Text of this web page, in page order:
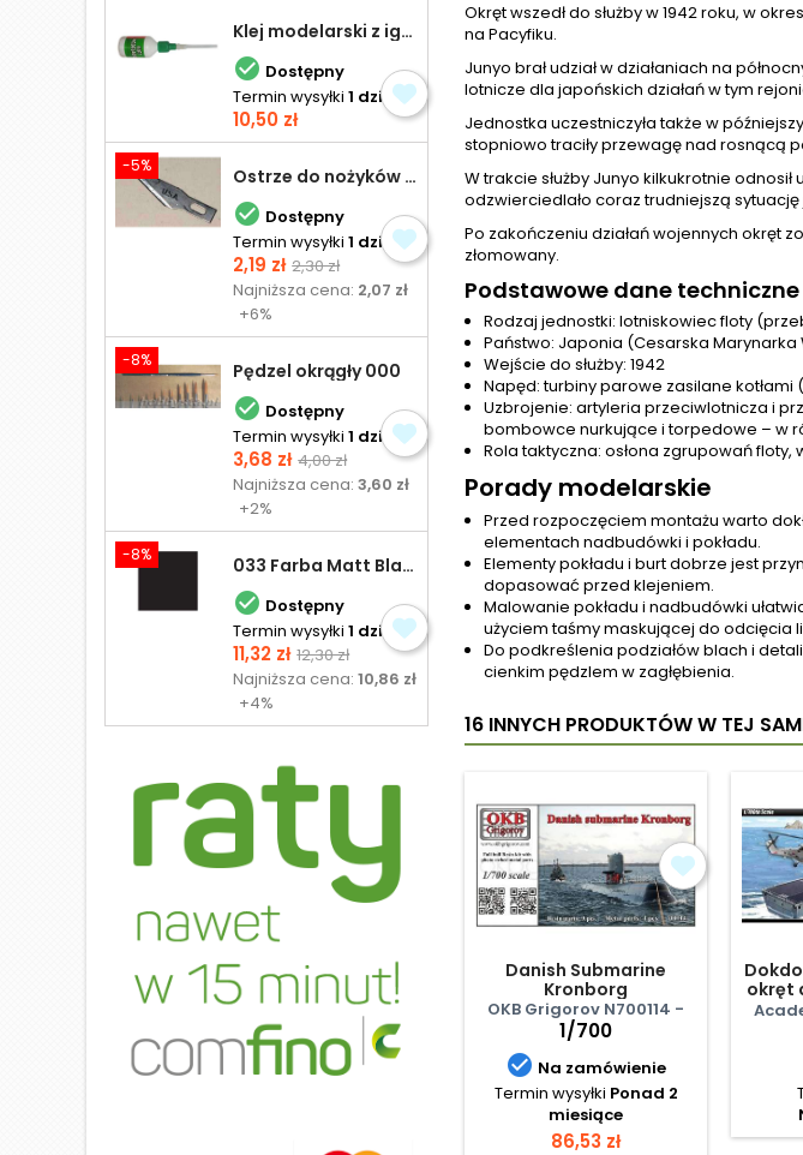
Klej modelarski z igłą 30 ml
 Dostępny
Termin wysyłki 1 dzień
Cena
10,50 zł
-5% Ostrze do nożyków Excel
 Dostępny
Termin wysyłki 1 dzień
Cena
2,19 zł Cena
podstawowa
2,30 zł
Najniższa cena: 2,07 zł
+6%
-8% Pędzel okrągły 000
 Dostępny
Termin wysyłki 1 dzień
Cena
3,68 zł Cena
podstawowa
4,00 zł
Najniższa cena:3,60 zł
+2%
-8% 033 Farba Matt Black - olejna
 Dostępny
Termin wysyłki 1 dzień
Cena
11,32 zł Cena
podstawowa
12,30 zł
Najniższa cena:10,86 zł
+4%
Okręt wszedł do służby w 1942 roku, w
na Pacyfiku.
Junyo brał udział w działaniach na
lotnicze dla japońskich działań w tym
Jednostka uczestniczyła także w
stopniowo traciły przewagę nad rosnącą
W trakcie służby Junyo kilkukrotnie
odzwierciedlało coraz trudniejszą
Po zakończeniu działań wojennych okręt
złomowany.
Podstawowe dane
Rodzaj jednostki: lotniskowiec floty
Państwo: Japonia (Cesarska Marynarka
Wejście do służby: 1942
Napęd: turbiny parowe zasilane
Uzbrojenie: artyleria przeciwlotnicza i
bombowce nurkujące i torpedowe – w
Rola taktyczna: osłona zgrupowań
Porady modelarskie
Przed rozpoczęciem montażu warto
elementach nadbudówki i pokładu.
Elementy pokładu i burt dobrze jest
dopasować przed klejeniem.
Malowanie pokładu i nadbudówki
użyciem taśmy maskującej do odcięcia
Do podkreślenia podziałów blach i
cienkim pędzlem w zagłębienia.
16 INNYCH PRODUKTÓW W TEJ
Danish Submarine
Kronborg
OKB Grigorov N700114 -
1/700
 Na zamówienie
Termin wysyłki Ponad 2
miesiące
Cena
86,53 zł
Dokdo
okręt